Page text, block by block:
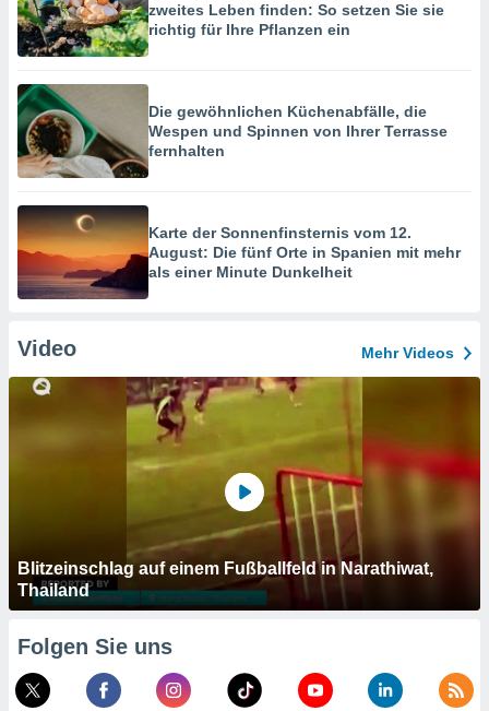
zweites Leben finden: So setzen Sie sie
richtig für Ihre Pflanzen ein
Die gewöhnlichen Küchenabfälle, die
Wespen und Spinnen von Ihrer Terrasse
fernhalten
Karte der Sonnenfinsternis vom 12.
August: Die fünf Orte in Spanien mit mehr
als einer Minute Dunkelheit
Video Mehr Videos
Blitzeinschlag auf einem Fußballfeld in Narathiwat,
Thailand
Folgen Sie uns